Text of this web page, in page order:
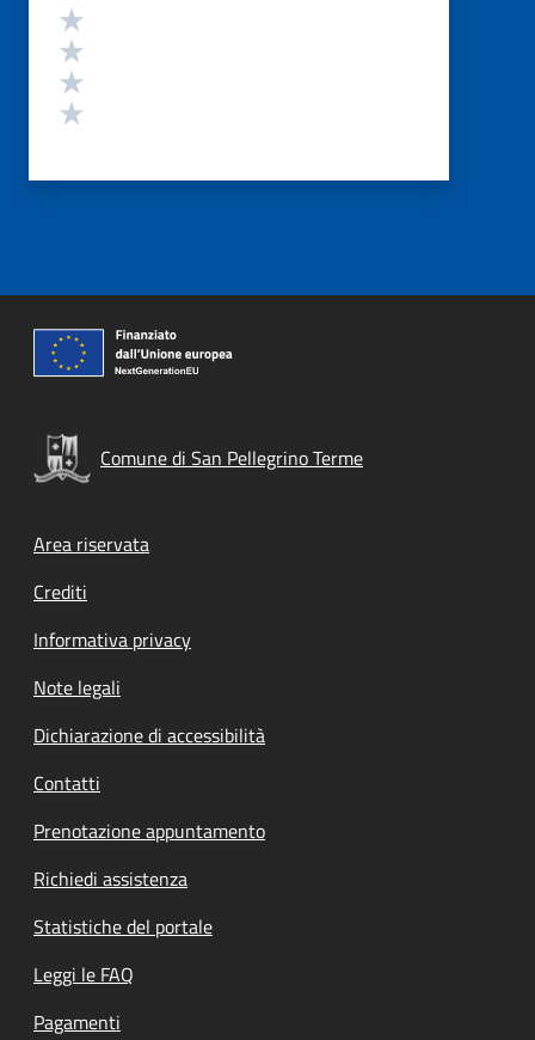
Comune di San Pellegrino Terme
Footer menu
Area riservata
Crediti
Informativa privacy
Note legali
Dichiarazione di accessibilità
Contatti
Prenotazione appuntamento
Richiedi assistenza
Statistiche del portale
Leggi le FAQ
Pagamenti